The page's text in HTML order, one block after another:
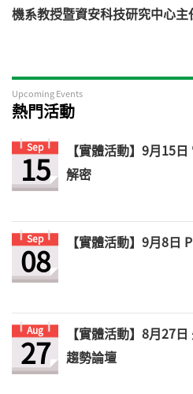
機系教授暨資安科技研究中心主
Upcoming Events
熱門活動
Sep
15
【實體活動】9月15
解密
Sep
08 【實體活動】9月8日
Aug
27
【實體活動】8月27
趨勢論壇